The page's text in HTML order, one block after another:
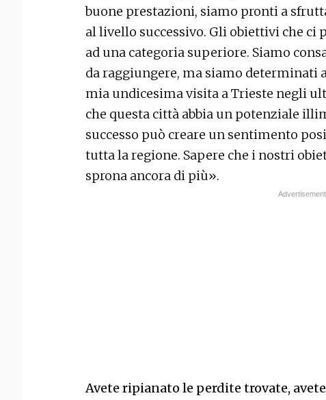
buone prestazioni, siamo pronti a
al livello successivo. Gli obiettivi che
ad una categoria superiore. Siamo
da raggiungere, ma siamo determinati
mia undicesima visita a Trieste negli
che questa città abbia un potenziale
successo può creare un sentimento
tutta la regione. Sapere che i nostri
sprona ancora di più».
Avete ripianato le perdite trovate,